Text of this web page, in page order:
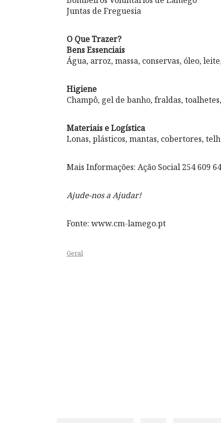
Juntas de Freguesia
O Que Trazer?
Bens Essenciais
Água, arroz, massa, conservas, óleo,
Higiene
Champô, gel de banho, fraldas,
Materiais e Logística
Lonas, plásticos, mantas, cobertores,
Mais Informações: Ação Social 254 609
Ajude-nos a Ajudar!
Fonte: www.cm-lamego.pt
Geral